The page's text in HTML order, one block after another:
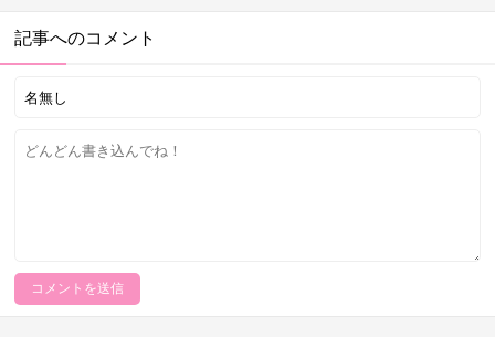
記事へのコメント